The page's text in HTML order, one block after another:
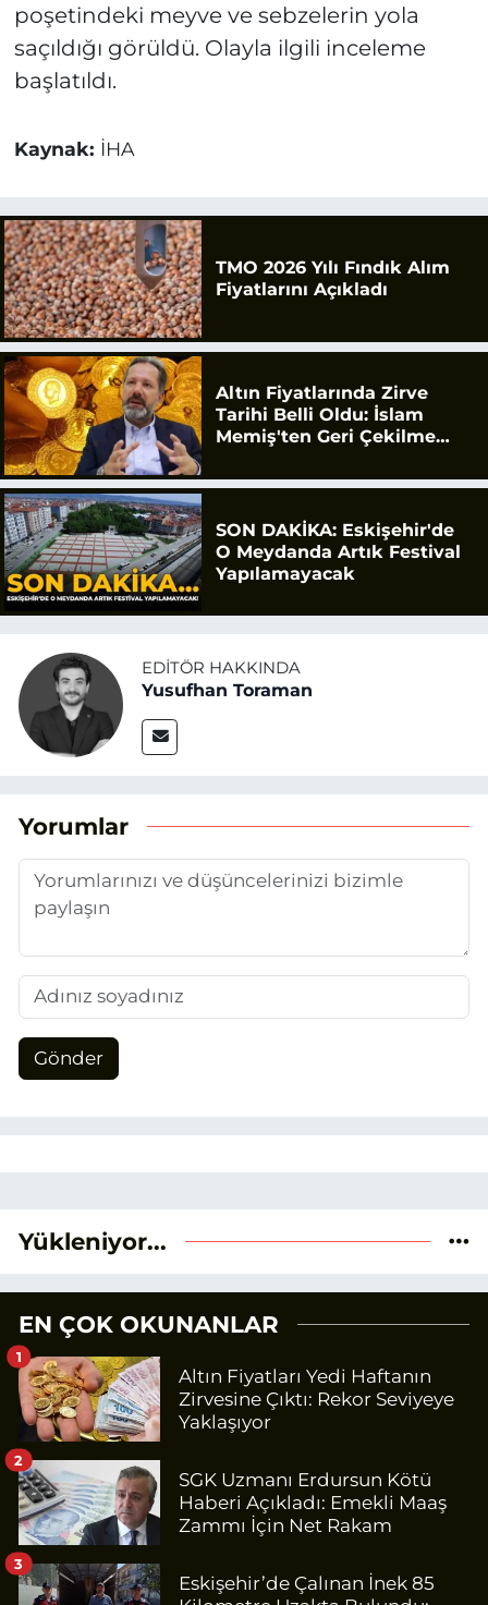
poşetindeki meyve ve sebzelerin yola
saçıldığı görüldü. Olayla ilgili inceleme
başlatıldı.
Kaynak: İHA
TMO 2026 Yılı Fındık Alım
Fiyatlarını Açıkladı
Altın Fiyatlarında Zirve
Tarihi Belli Oldu: İslam
Memiş'ten Geri Çekilme
SON DAKİKA: Eskişehir'de
O Meydanda Artık Festival
Yapılamayacak
EDITÖR HAKKINDA
Yusufhan Toraman
Yorumlar
Gönder
Yükleniyor...
EN ÇOK OKUNANLAR
Altın Fiyatları Yedi Haftanın
Zirvesine Çıktı: Rekor Seviyeye
Yaklaşıyor
1
SGK Uzmanı Erdursun Kötü
Haberi Açıkladı: Emekli Maaş
Zammı İçin Net Rakam
2
Eskişehir’de Çalınan İnek 85
3